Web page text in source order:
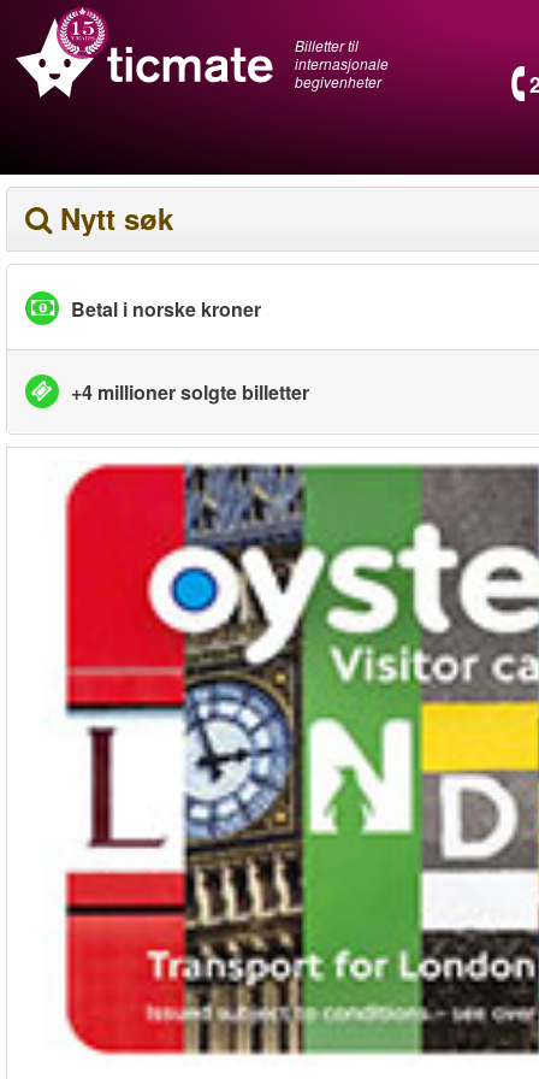
Billetter til
internasjonale
begivenheter
Nytt søk
Betal i norske kroner
+4 millioner solgte billetter